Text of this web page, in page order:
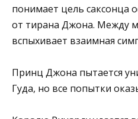
понимает цель саксонца
от тирана Джона. Между
вспыхивает взаимная
Принц Джона пытается
Гуда, но все попытки